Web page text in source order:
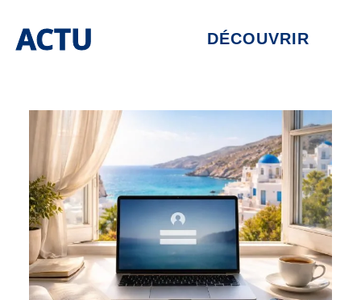
ACTU DÉCOUVRIR